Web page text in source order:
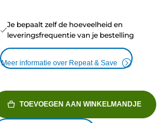
Je bepaalt zelf de hoeveelheid en
leveringsfrequentie van je bestelling
Meer informatie over Repeat & Save
TOEVOEGEN AAN WINKELMANDJE